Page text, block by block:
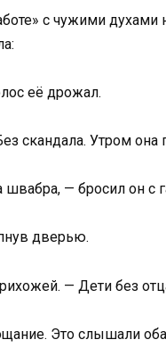
с чужими
её дрожал.
скандала. Утром
швабра, — бросил он с
дверью.
— Дети без
Это слышали